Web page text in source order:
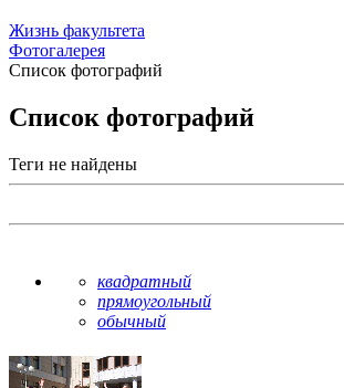
Жизнь факультета
Фотогалерея
Список фотографий
Список фотографий
Теги не найдены
квадратный
прямоугольный
обычный